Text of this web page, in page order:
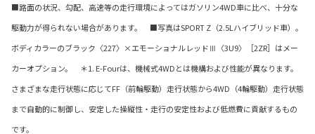
■路面の状況、勾配、高速等の走行環境によってはガソリン4WD車に比べ、十分な
駆動力が得られない場合があります。 ■写真はSPORT Z（2.5Lハイブリッド車）。
ボディカラーのブラック〈227〉×エモーショナルレッドⅢ〈3U9〉［2ZR］はメー
カーオプション。 ＊1. E-Fourは、機械式4WDとは機構および性能が異なります。
さまざまな走行状態に応じてFF（前輪駆動）走行状態から4WD（4輪駆動）走行状態
まで自動的に制御し、安定した操縦性・走行の安定性および低燃費に貢献するもの
です。